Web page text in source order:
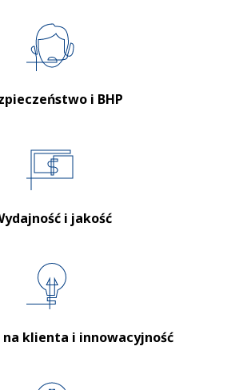
i BHP
i jakość
klienta i innowacyjność